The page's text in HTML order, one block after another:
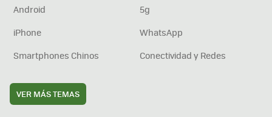
Android
5g
iPhone
WhatsApp
Smartphones Chinos
Conectividad y Redes
VER MÁS TEMAS